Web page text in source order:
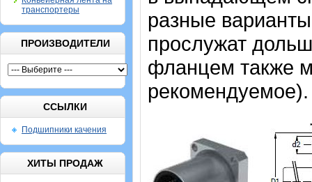
транспортеры
ПРОИЗВОДИТЕЛИ
ССЫЛКИ
Подшипники качения
ХИТЫ ПРОДАЖ
разные
прослужат
фланцем также
рекомендуемое).